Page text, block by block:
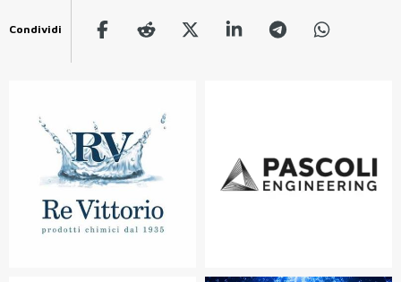
Condividi